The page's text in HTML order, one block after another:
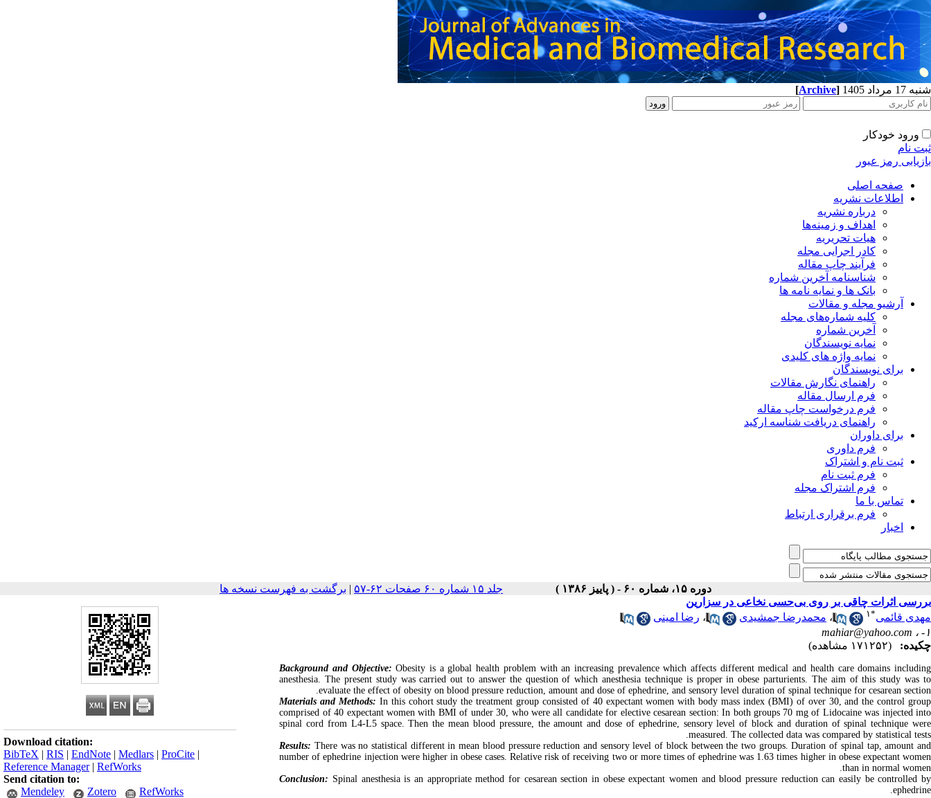
شنبه 17 مرداد 1405 [Archive]
ورود خودکار
ثبت نام
بازیابی رمز عبور
صفحه اصلی
اطلاعات نشریه
درباره نشریه
اهداف و زمینه‌ها
هیات تحریریه
کادر اجرایی مجله
فرآیند چاپ مقاله
شناسنامه آخرین شماره
بانک ها و نمایه نامه ها
آرشیو مجله و مقالات
کلیه شماره‌های مجله
آخرین شماره
نمایه نویسندگان
نمایه واژه های کلیدی
برای نویسندگان
راهنمای نگارش مقالات
فرم ارسال مقاله
فرم درخواست چاپ مقاله
راهنمای دریافت شناسه ارکید
برای داوران
فرم داوری
ثبت نام و اشتراک
فرم ثبت نام
فرم اشتراک مجله
تماس با ما
فرم برقراری ارتباط
اخبار
دوره ۱۵، شماره ۶۰ - ( پاييز ۱۳۸۶ ) جلد ۱۵ شماره ۶۰ صفحات ۶۲-۵۷ | برگشت به فهرست نسخه ها
Download citation:
BibTeX | RIS | EndNote | Medlars | ProCite |
Reference Manager| RefWorks
Send citation to:
Mendeley
Zotero RefWorks
بررسی اثرات چاقی بر روی بی‌حسی نخاعی در سزارین
مهدی قائمی*۱ ، محمدرضا جمشیدی ، رضا امینی
۱- ،
mahiar@yahoo.com
چکیده:
(۱۷۱۲۵۲ مشاهده)
Background and Objective: Obesity is a global health problem with an increasing prevalence which affects different medical and health care domains including
anesthesia. The present study was carried out to answer the question of which anesthesia technique is proper in obese parturients. The aim of this study was to
evaluate the effect of obesity on blood pressure reduction, amount and dose of ephedrine, and sensory level duration of spinal technique for cesarean section.
Materials and Methods: In this cohort study the treatment group consisted of 40 expectant women with body mass index (BMI) of over 30, and the control group
comprised of 40 expectant women with BMI of under 30, who were all candidate for elective cesarean section: In both groups 70 mg of Lidocaine was injected into
spinal cord from L4-L5 space. Then the mean blood pressure, the amount and dose of ephedrine, sensory level of block and duration of spinal technique were
measured. The collected data was compared by statistical tests.
Results: There was no statistical different in mean blood pressure reduction and sensory level of block between the two groups. Duration of spinal tap, amount and
number of ephedrine injection were higher in obese cases. Relative risk of receiving two or more times of ephedrine was 1.63 times higher in obese expectant women
than in normal women.
Conclusion: Spinal anesthesia is an appropriate method for cesarean section in obese expectant women and blood pressure reduction can easily be controlled by
ephedrine.